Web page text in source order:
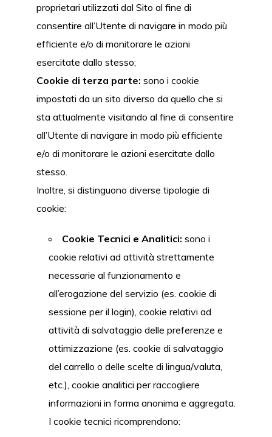
proprietari utilizzati dal Sito al fine di
consentire all’Utente di navigare in modo più
efficiente e/o di monitorare le azioni
esercitate dallo stesso;
Cookie di terza parte: sono i cookie
impostati da un sito diverso da quello che si
sta attualmente visitando al fine di consentire
all’Utente di navigare in modo più efficiente
e/o di monitorare le azioni esercitate dallo
stesso.
Inoltre, si distinguono diverse tipologie di
cookie:
Cookie Tecnici e Analitici: sono i
cookie relativi ad attività strettamente
necessarie al funzionamento e
all’erogazione del servizio (es. cookie di
sessione per il login), cookie relativi ad
attività di salvataggio delle preferenze e
ottimizzazione (es. cookie di salvataggio
del carrello o delle scelte di lingua/valuta,
etc.), cookie analitici per raccogliere
informazioni in forma anonima e aggregata.
I cookie tecnici ricomprendono: